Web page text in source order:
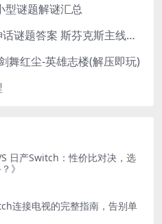
型谜题解谜汇总
刺客信条奥德赛唤醒神话谜题答案 斯芬克斯主线攻略
舞红尘-英雄志楼(解压即玩)
日产Switch：性价比对决，选
》
连接电视的完整指南，告别单